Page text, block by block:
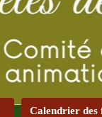
Calendrier des